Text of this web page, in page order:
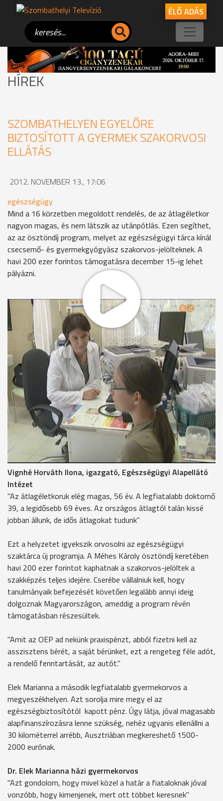
ÉLŐ ADÁS
HÍREK
SZOMBATHELYEN EGYELŐRE
BIZTOSÍTOTT A GYERMEK SZAKORVOSI
ELLÁTÁS
2012. NOVEMBER 13., 17:06
egészségügy
Mind a 16 körzetben megoldott rendelés, de az átlagéletkor
nagyon magas, és nem látszik az utánpótlás. Ezen segíthet,
az az ösztöndíj program, melyet az egészségügyi tárca kínál
csecsemő- és gyermekgyógyász szakorvos-jelölteknek. A
havi 200 ezer forintos támogatásra december 15-ig lehet
pályázni.
Király Árpád polgármester panaszkodik. Csepregen és a
körzethez tartozó Tormásligeten és Tömördön egy éve nincs
főállású háziorvos. Egyszerűen nem találnak, pedig
folyamatosan hirdetik, lakást is adnának hozzá. A helyzet
nem egyedi.
Király Árpád polgármester, Csepreg
"Sajnos országos, akut problémáról van szó, ...nem látjuk az
utánpótlást"
Szombathelyen valamivel jobb a helyzet. 16 gyermekorvosi
körzet van, még nincsenek tartósan betöltetlen praxisok, de a
tendencia aggasztó.
Vignhé Horváth Ilona, igazgató, Egészségügyi Alapellátó
Intézet
"Az átlagéletkoruk elég magas, 56 év. A legfiatalabb doktornő
39, a legidősebb 69 éves. Az országos átlagtól talán kissé
jobban állunk, de idős átlagokat tudunk"
Ezt a helyzetet igyekszik orvosolni az egészségügyi
szaktárca új programja. A Méhes Károly ösztöndíj keretében
havi 200 ezer forintot kaphatnak a szakorvos-jelöltek a
szakképzés teljes idejére. Cserébe vállalniuk kell, hogy
tanulmányaik befejezését követően legalább annyi ideig
dolgoznak Magyarországon, ameddig a program révén
támogatásban részesültek.
"Amit az OEP ad nekünk praxispénzt, abból fizetni kell az
asszisztens bérét, a saját bérünket, ezt a rengeteg féle adót,
a rendelő fenntartását, az autót."
Elek Marianna a második legfiatalabb gyermekorvos a
megyeszékhelyen. Azt sorolja mire megy el az
egészségbiztosítótól kapott pénz. Úgy látja, jóval magasabb
alapfinanszírozásra lenne szükség, nehéz ugyanis ellenállni a
30 kilométerrel arrébb, Ausztriában megkereshető 1500-
2000 eurónak.
Dr. Elek Marianna házi gyermekorvos
"Azt gondolom, hogy mivel közel a határ a fiataloknak jóval
vonzóbb, hogy kimenjenek, mert ott többet keresnek"